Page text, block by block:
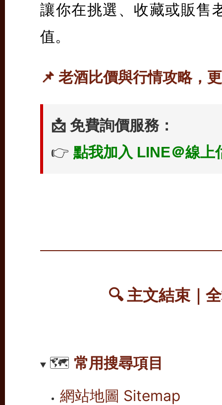
讓你在挑選、收藏或販售
值。
📌 老酒比價與行情攻略，
📩 免費詢價服務：
👉 點我加入 LINE＠線上
🔍 主文結束｜
🗺️ 常用搜尋項目
網站地圖 Sitemap